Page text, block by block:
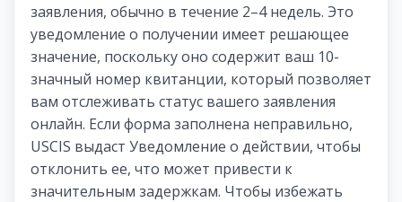
заявления, обычно в течение 2–4 недель. Это
уведомление о получении имеет решающее
значение, поскольку оно содержит ваш 10-
значный номер квитанции, который позволяет
вам отслеживать статус вашего заявления
онлайн. Если форма заполнена неправильно,
USCIS выдаст Уведомление о действии, чтобы
отклонить ее, что может привести к
значительным задержкам. Чтобы избежать